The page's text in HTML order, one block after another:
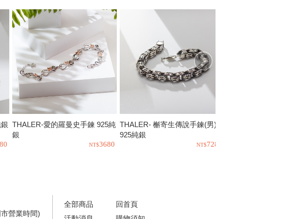
THALER-愛的羅曼史手鍊 925純
銀
3680
THALER- 槲寄生傳說手鍊(男)
925純銀
7280
營業時間)
全部商品
回首頁